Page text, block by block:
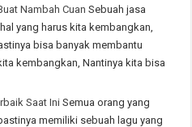
Nambah Cuan Sebuah jasa
yang harus kita kembangkan,
bisa banyak membantu
kembangkan, Nantinya kita bisa
Saat Ini Semua orang yang
memiliki sebuah lagu yang